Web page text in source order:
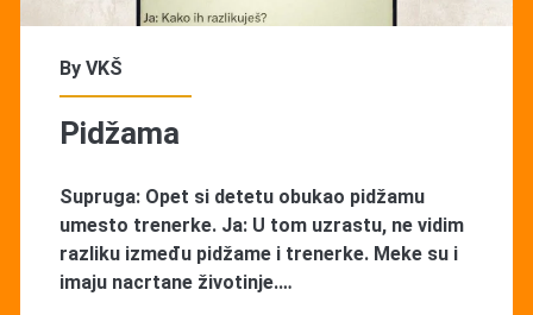
By VKŠ
Pidžama
Supruga: Opet si detetu obukao pidžamu
umesto trenerke. Ja: U tom uzrastu, ne vidim
razliku između pidžame i trenerke. Meke su i
imaju nacrtane životinje.…